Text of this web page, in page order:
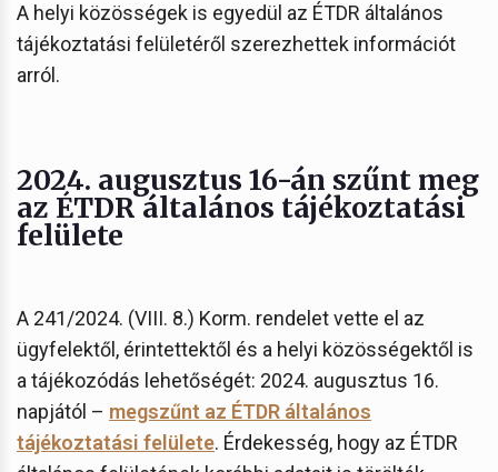
A helyi közösségek is egyedül az ÉTDR általános
tájékoztatási felületéről szerezhettek információt
arról.
2024. augusztus 16-án szűnt meg
az ÉTDR általános tájékoztatási
felülete
A 241/2024. (VIII. 8.) Korm. rendelet vette el az
ügyfelektől, érintettektől és a helyi közösségektől is
a tájékozódás lehetőségét: 2024. augusztus 16.
napjától – megszűnt az ÉTDR általános
tájékoztatási felülete. Érdekesség, hogy az ÉTDR